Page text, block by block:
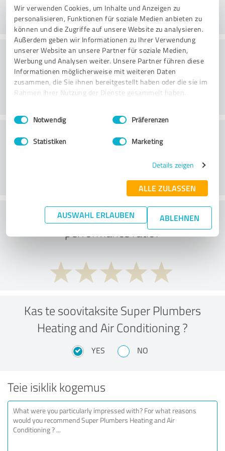
Wir verwenden Cookies, um Inhalte und Anzeigen zu
personalisieren, Funktionen für soziale Medien anbieten zu
können und die Zugriffe auf unsere Website zu analysieren.
Außerdem geben wir Informationen zu Ihrer Verwendung
unserer Website an unsere Partner für soziale Medien,
Werbung und Analysen weiter. Unsere Partner führen diese
Informationen möglicherweise mit weiteren Daten
zusammen, die Sie ihnen bereitgestellt haben oder die sie im
Rahmen Ihrer Nutzung der Dienste gesammelt haben.
Impressum Datenschutzbestimmungen
Einwilligungsauswahl
Notwendig Präferenzen
Statistiken Marketing
Details zeigen
ALLE ZULASSEN
AUSWAHL ERLAUBEN ABLEHNEN
Konsultatsioon
What do you think of the price to
performance ratio?
Kas te soovitaksite Super Plumbers
Heating and Air Conditioning ?
YES NO
Teie isiklik kogemus